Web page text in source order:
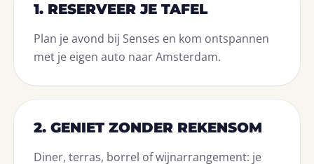
1. RESERVEER JE TAFEL
Plan je avond bij Senses en kom ontspannen
met je eigen auto naar Amsterdam.
2. GENIET ZONDER REKENSOM
Diner, terras, borrel of wijnarrangement: je